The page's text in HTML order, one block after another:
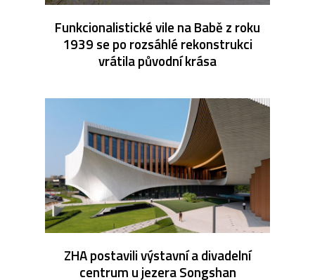
Funkcionalistické vile na Babě z roku
1939 se po rozsáhlé rekonstrukci
vrátila původní krása
ZHA postavili výstavní a divadelní
centrum u jezera Songshan